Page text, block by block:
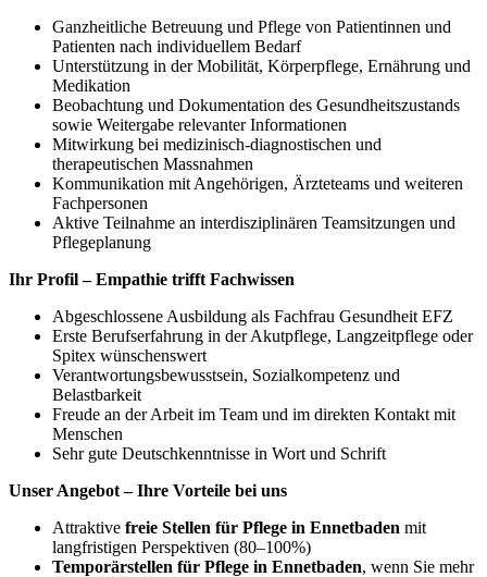
Ganzheitliche Betreuung und Pflege von Patientinnen und
Patienten nach individuellem Bedarf
Unterstützung in der Mobilität, Körperpflege, Ernährung und
Medikation
Beobachtung und Dokumentation des Gesundheitszustands
sowie Weitergabe relevanter Informationen
Mitwirkung bei medizinisch-diagnostischen und
therapeutischen Massnahmen
Kommunikation mit Angehörigen, Ärzteteams und weiteren
Fachpersonen
Aktive Teilnahme an interdisziplinären Teamsitzungen und
Pflegeplanung
Ihr Profil – Empathie trifft Fachwissen
Abgeschlossene Ausbildung als Fachfrau Gesundheit EFZ
Erste Berufserfahrung in der Akutpflege, Langzeitpflege oder
Spitex wünschenswert
Verantwortungsbewusstsein, Sozialkompetenz und
Belastbarkeit
Freude an der Arbeit im Team und im direkten Kontakt mit
Menschen
Sehr gute Deutschkenntnisse in Wort und Schrift
Unser Angebot – Ihre Vorteile bei uns
Attraktive freie Stellen für Pflege in Ennetbaden mit
langfristigen Perspektiven (80–100%)
Temporärstellen für Pflege in Ennetbaden, wenn Sie mehr